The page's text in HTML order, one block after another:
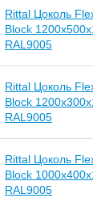
Rittal Цоколь
Block
RAL9005
Rittal Цоколь
Block
RAL9005
Rittal Цоколь
Block
RAL9005